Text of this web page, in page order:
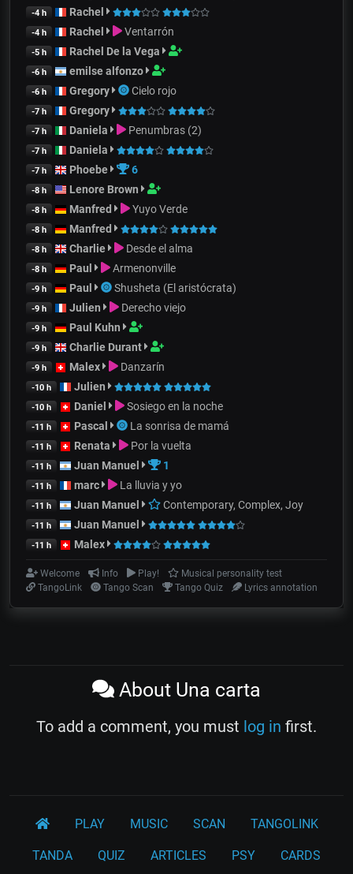
-4 h Rachel
-4 h Rachel Ventarrón
-5 h Rachel De la Vega
-6 h emilse alfonzo
-6 h Gregory Cielo rojo
-7 h Gregory
-7 h Daniela Penumbras (2)
-7 h Daniela
-7 h Phoebe 6
-8 h Lenore Brown
-8 h Manfred Yuyo Verde
-8 h Manfred
-8 h Charlie Desde el alma
-8 h Paul Armenonville
-9 h Paul Shusheta (El aristócrata)
-9 h Julien Derecho viejo
-9 h Paul Kuhn
-9 h Charlie Durant
-9 h Malex Danzarín
-10 h Julien
-10 h Daniel Sosiego en la noche
-11 h Pascal La sonrisa de mamá
-11 h Renata Por la vuelta
-11 h Juan Manuel 1
-11 h marc La lluvia y yo
-11 h Juan Manuel Contemporary, Complex, Joy
-11 h Juan Manuel
-11 h Malex
Welcome Info Play!
Musical personality test
TangoLink
Tango Scan Tango Quiz Lyrics annotation
About Una carta
To add a comment, you must log in first.
PLAY MUSIC SCAN TANGOLINK
TANDA QUIZ ARTICLES PSY CARDS